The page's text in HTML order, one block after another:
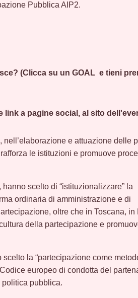
Pubblica AIP2.
(Clicca su un GOAL e tieni
a pagine social, al sito
e attuazione delle
le istituzioni e promuove
scelto di “istituzionalizzare” la
ordinaria di amministrazione e di
oltre che in Toscana, in
della partecipazione e
la “partecipazione come
europeo di condotta del
pubblica.